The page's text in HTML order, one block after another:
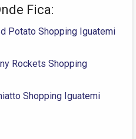
Fica:
Potato Shopping Iguatemi
Rockets Shopping
Shopping Iguatemi